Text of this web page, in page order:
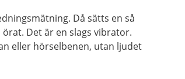
Då sätts en så
Det är en slags vibrator.
eller hörselbenen, utan ljudet